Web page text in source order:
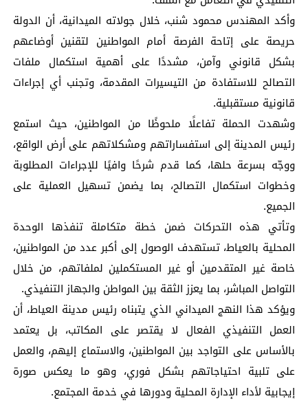
وأكد المهندس محمود شنب، خلال جولاته الميدانية، أن الدولة
حريصة على إتاحة الفرصة أمام المواطنين لتقنين أوضاعهم
بشكل قانوني وآمن، مشددًا على أهمية استكمال ملفات
التصالح للاستفادة من التيسيرات المقدمة، وتجنب أي إجراءات
قانونية مستقبلية.
وشهدت الحملة تفاعلًا ملحوظًا من المواطنين، حيث استمع
رئيس المدينة إلى استفساراتهم ومشكلاتهم على أرض الواقع،
ووجّه بسرعة حلها، كما قدم شرحًا وافيًا للإجراءات المطلوبة
وخطوات استكمال التصالح، بما يضمن تسهيل العملية على
الجميع.
وتأتي هذه التحركات ضمن خطة متكاملة تنفذها الوحدة
المحلية بالعياط، تستهدف الوصول إلى أكبر عدد من المواطنين،
خاصة غير المتقدمين أو غير المستكملين لملفاتهم، من خلال
التواصل المباشر، بما يعزز الثقة بين المواطن والجهاز التنفيذي.
ويؤكد هذا النهج الميداني الذي يتبناه رئيس مدينة العياط، أن
العمل التنفيذي الفعال لا يقتصر على المكاتب، بل يعتمد
بالأساس على التواجد بين المواطنين، والاستماع إليهم، والعمل
على تلبية احتياجاتهم بشكل فوري، وهو ما يعكس صورة
إيجابية لأداء الإدارة المحلية ودورها في خدمة المجتمع.